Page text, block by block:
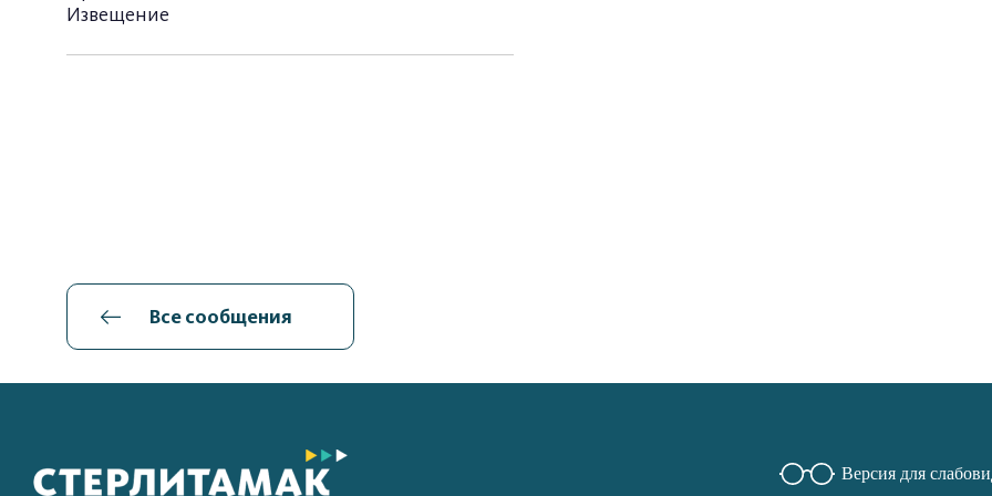
Извещение
Все сообщения
Версия для